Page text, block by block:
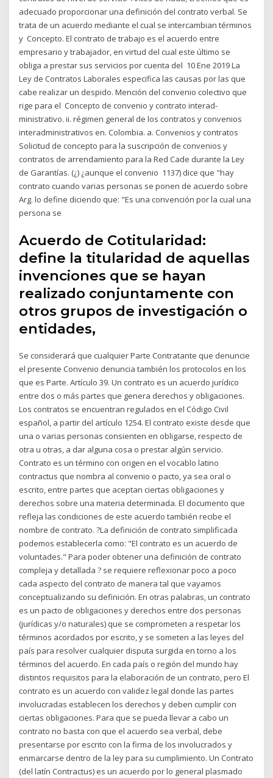
adecuado proporcionar una definición del contrato verbal. Se
trata de un acuerdo mediante el cual se intercambian términos
y Concepto. El contrato de trabajo es el acuerdo entre
empresario y trabajador, en virtud del cual este último se
obliga a prestar sus servicios por cuenta del 10 Ene 2019 La
Ley de Contratos Laborales especifica las causas por las que
cabe realizar un despido. Mención del convenio colectivo que
rige para el Concepto de convenio y contrato interad-
ministrativo. ii. régimen general de los contratos y convenios
interadministrativos en. Colombia. a. Convenios y contratos
Solicitud de concepto para la suscripción de convenios y
contratos de arrendamiento para la Red Cade durante la Ley
de Garantías. (¿) ¿aunque el convenio 1137) dice que "hay
contrato cuando varias personas se ponen de acuerdo sobre
Arg. lo define diciendo que: "Es una convención por la cual una
persona se
Acuerdo de Cotitularidad:
define la titularidad de aquellas
invenciones que se hayan
realizado conjuntamente con
otros grupos de investigación o
entidades,
Se considerará que cualquier Parte Contratante que denuncie
el presente Convenio denuncia también los protocolos en los
que es Parte. Artículo 39. Un contrato es un acuerdo jurídico
entre dos o más partes que genera derechos y obligaciones.
Los contratos se encuentran regulados en el Código Civil
español, a partir del artículo 1254. El contrato existe desde que
una o varias personas consienten en obligarse, respecto de
otra u otras, a dar alguna cosa o prestar algún servicio.
Contrato es un término con origen en el vocablo latino
contractus que nombra al convenio o pacto, ya sea oral o
escrito, entre partes que aceptan ciertas obligaciones y
derechos sobre una materia determinada. El documento que
refleja las condiciones de este acuerdo también recibe el
nombre de contrato. ?La definición de contrato simplificada
podemos establecerla como: "El contrato es un acuerdo de
voluntades." Para poder obtener una definición de contrato
compleja y detallada ? se requiere reflexionar poco a poco
cada aspecto del contrato de manera tal que vayamos
conceptualizando su definición. En otras palabras, un contrato
es un pacto de obligaciones y derechos entre dos personas
(jurídicas y/o naturales) que se comprometen a respetar los
términos acordados por escrito, y se someten a las leyes del
país para resolver cualquier disputa surgida en torno a los
términos del acuerdo. En cada país o región del mundo hay
distintos requisitos para la elaboración de un contrato, pero El
contrato es un acuerdo con validez legal donde las partes
involucradas establecen los derechos y deben cumplir con
ciertas obligaciones. Para que se pueda llevar a cabo un
contrato no basta con que el acuerdo sea verbal, debe
presentarse por escrito con la firma de los involucrados y
enmarcarse dentro de la ley para su cumplimiento. Un Contrato
(del latín Contractus) es un acuerdo por lo general plasmado